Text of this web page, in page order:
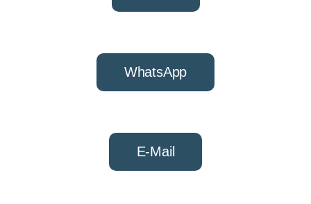
WhatsApp
E-Mail